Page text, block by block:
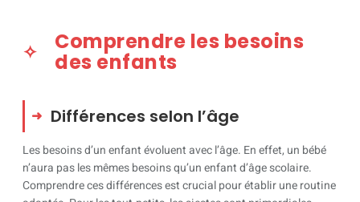
Comprendre les besoins
des enfants
Différences selon l’âge
Les besoins d’un enfant évoluent avec l’âge. En effet, un bébé
n’aura pas les mêmes besoins qu’un enfant d’âge scolaire.
Comprendre ces différences est crucial pour établir une routine